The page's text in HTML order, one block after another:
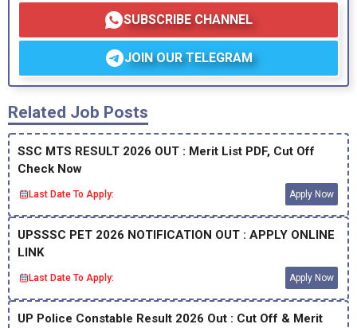
SUBSCRIBE CHANNEL
JOIN OUR TELEGRAM
Related Job Posts
SSC MTS RESULT 2026 OUT : Merit List PDF, Cut Off
Check Now
Last Date To Apply: Apply Now
UPSSSC PET 2026 NOTIFICATION OUT : APPLY ONLINE
LINK
Last Date To Apply: Apply Now
UP Police Constable Result 2026 Out : Cut Off & Merit